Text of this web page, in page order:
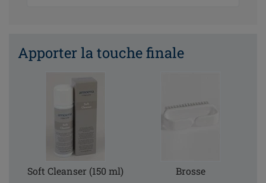
Apporter la touche finale
Soft Cleanser (150 ml) Brosse